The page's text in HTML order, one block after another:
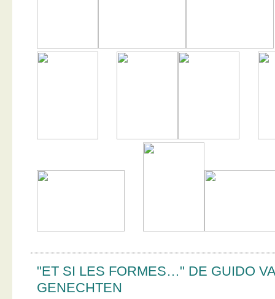
"ET SI LES FORMES…" DE GUIDO
GENECHTEN